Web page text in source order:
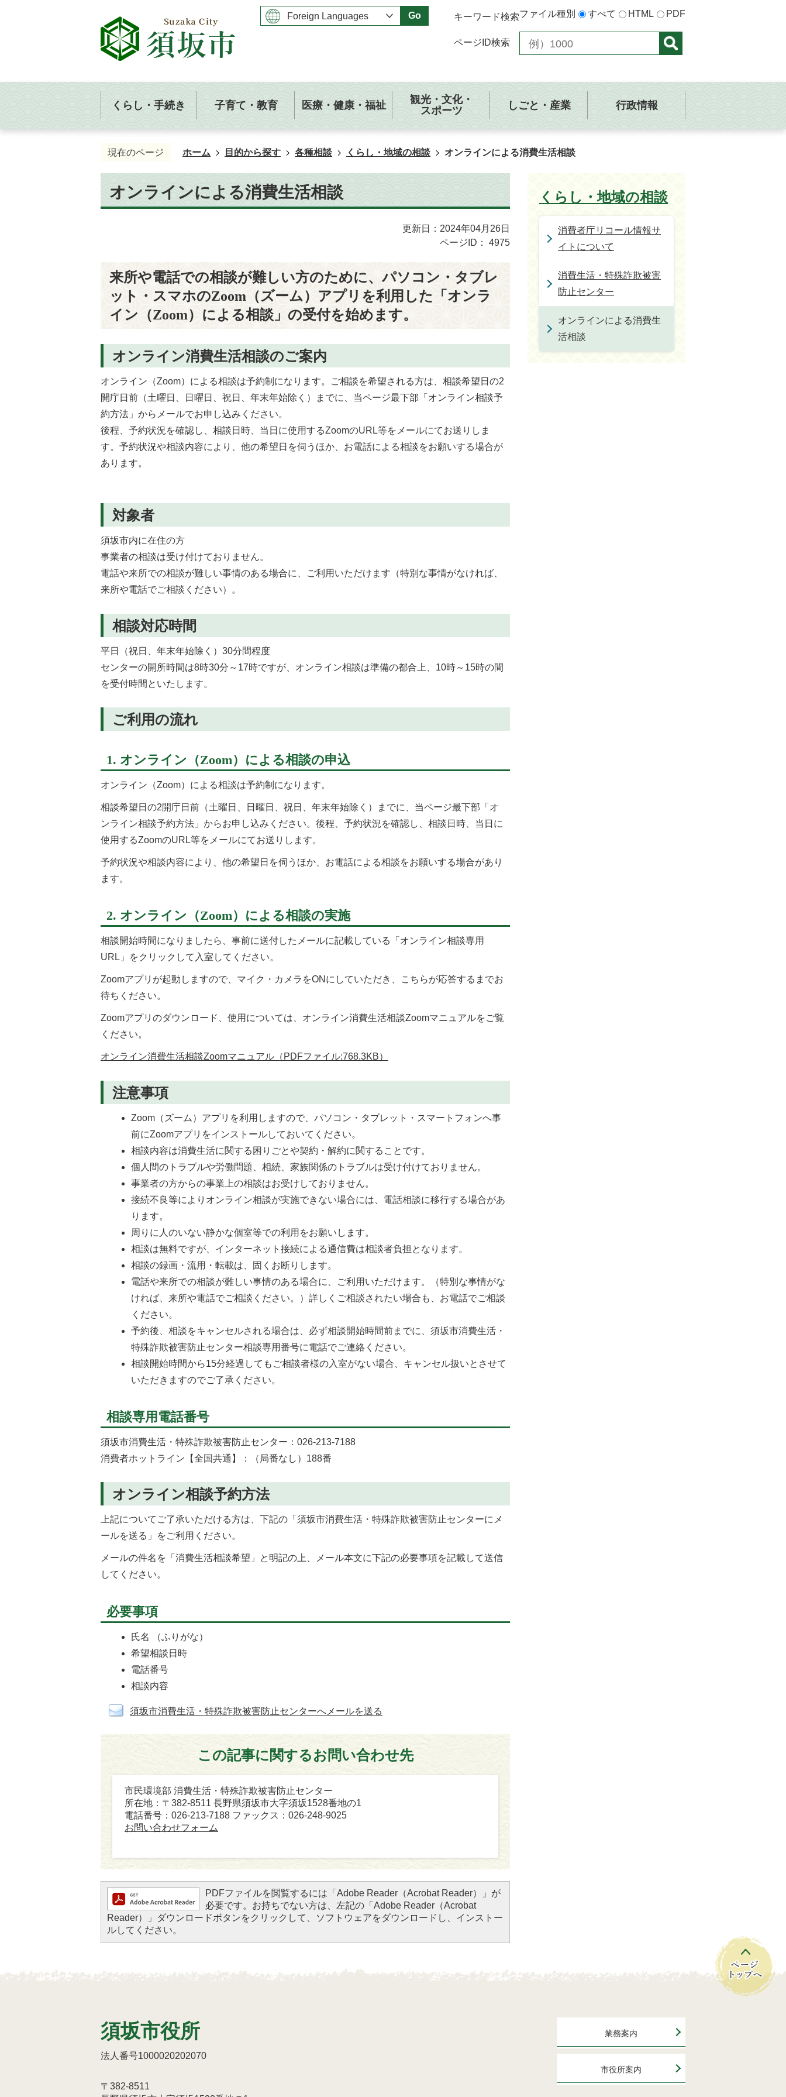
Go キーワード検索ファイル種別 すべて HTML PDF
ページID検索
くらし・手続き 子育て・教育 医療・健康・福祉
観光・文化・
スポーツ
しごと・産業 行政情報
現在のページ ホーム 目的から探す 各種相談 くらし・地域の相談 オンラインによる消費生活相談
オンラインによる消費生活相談
更新日：2024年04月26日
ページID：
4975
来所や電話での相談が難しい方のために、パソコン・タブレ
ット・スマホのZoom（ズーム）アプリを利用した「オンラ
イン（Zoom）による相談」の受付を始めます。
オンライン消費生活相談のご案内
オンライン（Zoom）による相談は予約制になります。ご相談を希望される方は、相談希望日の2
開庁日前（土曜日、日曜日、祝日、年末年始除く）までに、当ページ最下部「オンライン相談予
約方法」からメールでお申し込みください。
後程、予約状況を確認し、相談日時、当日に使用するZoomのURL等をメールにてお送りしま
す。予約状況や相談内容により、他の希望日を伺うほか、お電話による相談をお願いする場合が
あります。
対象者
須坂市内に在住の方
事業者の相談は受け付けておりません。
電話や来所での相談が難しい事情のある場合に、ご利用いただけます（特別な事情がなければ、
来所や電話でご相談ください）。
相談対応時間
平日（祝日、年末年始除く）30分間程度
センターの開所時間は8時30分～17時ですが、オンライン相談は準備の都合上、10時～15時の間
を受付時間といたします。
ご利用の流れ
1. オンライン（Zoom）による相談の申込
オンライン（Zoom）による相談は予約制になります。
相談希望日の2開庁日前（土曜日、日曜日、祝日、年末年始除く）までに、当ページ最下部「オ
ンライン相談予約方法」からお申し込みください。後程、予約状況を確認し、相談日時、当日に
使用するZoomのURL等をメールにてお送りします。
予約状況や相談内容により、他の希望日を伺うほか、お電話による相談をお願いする場合があり
ます。
2. オンライン（Zoom）による相談の実施
相談開始時間になりましたら、事前に送付したメールに記載している「オンライン相談専用
URL」をクリックして入室してください。
Zoomアプリが起動しますので、マイク・カメラをONにしていただき、こちらが応答するまでお
待ちください。
Zoomアプリのダウンロード、使用については、オンライン消費生活相談Zoomマニュアルをご覧
ください。
オンライン消費生活相談Zoomマニュアル（PDFファイル:768.3KB）
注意事項
Zoom（ズーム）アプリを利用しますので、パソコン・タブレット・スマートフォンへ事
前にZoomアプリをインストールしておいてください。
相談内容は消費生活に関する困りごとや契約・解約に関することです。
個人間のトラブルや労働問題、相続、家族関係のトラブルは受け付けておりません。
事業者の方からの事業上の相談はお受けしておりません。
接続不良等によりオンライン相談が実施できない場合には、電話相談に移行する場合があ
ります。
周りに人のいない静かな個室等での利用をお願いします。
相談は無料ですが、インターネット接続による通信費は相談者負担となります。
相談の録画・流用・転載は、固くお断りします。
電話や来所での相談が難しい事情のある場合に、ご利用いただけます。（特別な事情がな
ければ、来所や電話でご相談ください。）詳しくご相談されたい場合も、お電話でご相談
ください。
予約後、相談をキャンセルされる場合は、必ず相談開始時間前までに、須坂市消費生活・
特殊詐欺被害防止センター相談専用番号に電話でご連絡ください。
相談開始時間から15分経過してもご相談者様の入室がない場合、キャンセル扱いとさせて
いただきますのでご了承ください。
相談専用電話番号
須坂市消費生活・特殊詐欺被害防止センター：026-213-7188
消費者ホットライン【全国共通】：（局番なし）188番
オンライン相談予約方法
上記についてご了承いただける方は、下記の「須坂市消費生活・特殊詐欺被害防止センターにメ
ールを送る」をご利用ください。
メールの件名を「消費生活相談希望」と明記の上、メール本文に下記の必要事項を記載して送信
してください。
必要事項
氏名 （ふりがな）
希望相談日時
電話番号
相談内容
須坂市消費生活・特殊詐欺被害防止センターへメールを送る
この記事に関するお問い合わせ先
市民環境部 消費生活・特殊詐欺被害防止センター
所在地：〒382-8511 長野県須坂市大字須坂1528番地の1
電話番号：026-213-7188 ファックス：026-248-9025
お問い合わせフォーム
PDFファイルを閲覧するには「Adobe Reader（Acrobat Reader）」が
必要です。お持ちでない方は、左記の「Adobe Reader（Acrobat
Reader）」ダウンロードボタンをクリックして、ソフトウェアをダウンロードし、インストー
ルしてください。
くらし・地域の相談
消費者庁リコール情報サ
イトについて
消費生活・特殊詐欺被害
防止センター
オンラインによる消費生
活相談
須坂市役所
法人番号1000020202070
〒382-8511
業務案内
市役所案内